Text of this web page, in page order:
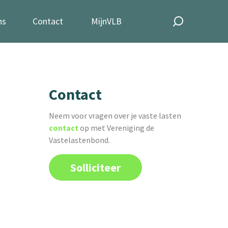
Contact MijnVLB
Contact
Neem voor vragen over je vaste lasten
contact op met Vereniging de
Vastelastenbond.
Solliciteer